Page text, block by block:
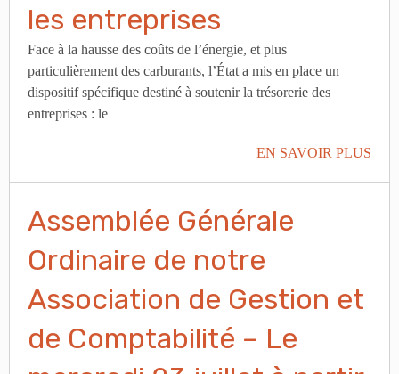
les entreprises
Face à la hausse des coûts de l’énergie, et plus
particulièrement des carburants, l’État a mis en place un
dispositif spécifique destiné à soutenir la trésorerie des
entreprises : le
EN SAVOIR PLUS
Assemblée Générale
Ordinaire de notre
Association de Gestion et
de Comptabilité – Le